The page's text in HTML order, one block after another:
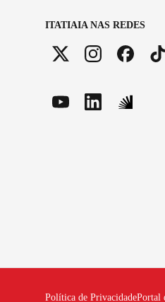
ITATIAIA NAS REDES
Política de PrivacidadePortal